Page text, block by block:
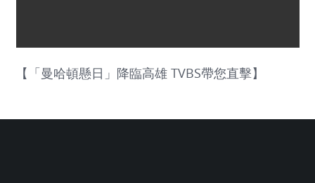
【「曼哈頓懸日」降臨高雄 TVBS帶您直擊】